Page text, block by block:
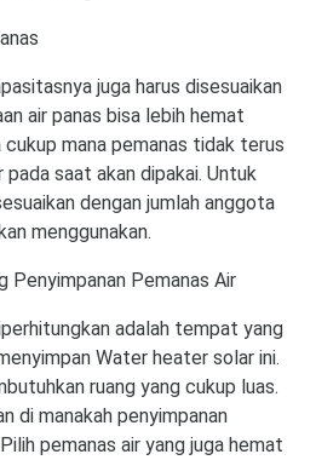
juga harus disesuaikan
air panas bisa lebih hemat
mana pemanas tidak terus
saat akan dipakai. Untuk
dengan jumlah anggota
menggunakan.
Penyimpanan Pemanas Air
adalah tempat yang
Water heater solar ini.
ruang yang cukup luas.
di manakah penyimpanan
pemanas air yang juga hemat